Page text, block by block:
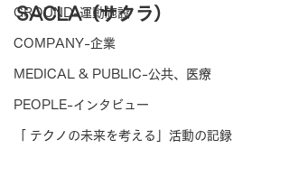
GROUND-運動施設
COMPANY-企業
MEDICAL & PUBLIC-公共、医療
PEOPLE-インタビュー
「 テクノの未来を考える」活動の記録
SACLA（サクラ）